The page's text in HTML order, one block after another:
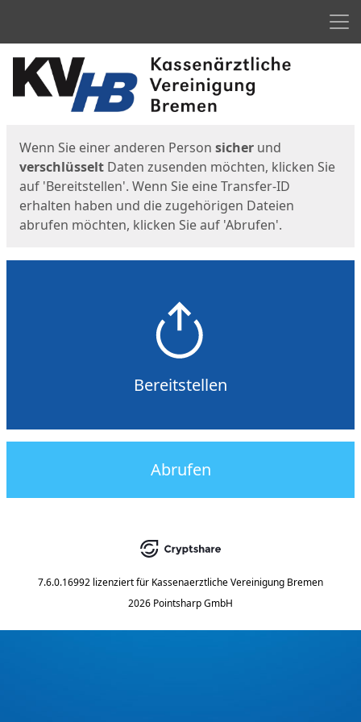
Start
Wenn Sie einer anderen Person sicher und
verschlüsselt Daten zusenden möchten, klicken Sie
auf 'Bereitstellen'. Wenn Sie eine Transfer-ID
erhalten haben und die zugehörigen Dateien
abrufen möchten, klicken Sie auf 'Abrufen'.
Bereitstellen
Abrufen
7.6.0.16992 lizenziert für Kassenaerztliche Vereinigung Bremen
2026 Pointsharp GmbH